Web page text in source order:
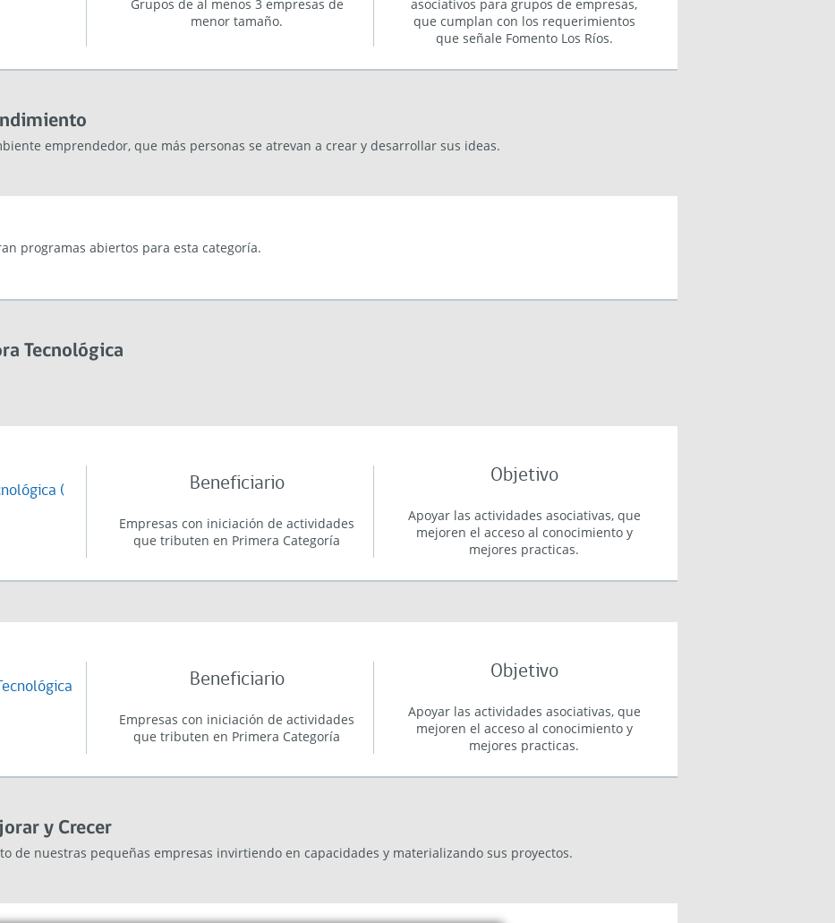
Grupos de al menos 3 empresas de
menor tamaño.
asociativos para grupos de empresas,
que cumplan con los requerimientos
que señale Fomento Los Ríos.
emprendedor, que más personas se atrevan a crear y desarrollar sus ideas.
programas abiertos para esta categoría.
Tecnológica
(
Beneficiario
Empresas con iniciación de actividades
que tributen en Primera Categoría
Objetivo
Apoyar las actividades asociativas, que
mejoren el acceso al conocimiento y
mejores practicas.
Beneficiario
Empresas con iniciación de actividades
que tributen en Primera Categoría
Objetivo
Apoyar las actividades asociativas, que
mejoren el acceso al conocimiento y
mejores practicas.
y Crecer
de nuestras pequeñas empresas invirtiendo en capacidades y materializando sus proyectos.